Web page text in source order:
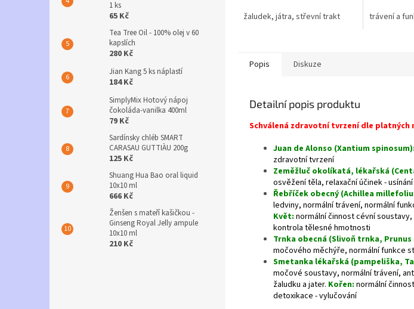
1 ks
65 Kč
Tea Tree Oil - 100% olej v 60
kapslích
280 Kč
Jian Kang 5 ks náplastí
184 Kč
SimplyMix Hotový nápoj
čokoláda-vanilka 400ml
79 Kč
Sardínsky chléb SMART
CARASAU GUTTIÀU 200g
125 Kč
Shuang Hua Bao oral liquid
10x10 ml
666 Kč
Ženšen s mateří kašičkou -
Ginseng Royal Jelly ampule
10x10 ml
210 Kč
žaludek, játra, střevní trakt trávení a
Popis Diskuze
Detailní popis produktu
Schválená zdravotní tvrzení dle platných
Juan de Alonso (Xantium spinosum):
zdravotní tvrzení
Zeměžluč okolíkatá, lékařská
osvěžení těla, relaxační účinek - usínání
Řebříček obecný (Achillea
ledviny, normální trávení, normální
Květ: normální činnost cévní
kontrola tělesné hmotnosti
Trnka obecná (Slivoň trnka, Prunus
močového měchýře, normální funkce
Smetanka lékařská (pampeliška,
močové soustavy, normální trávení,
žaludku a jater. Kořen: normální
detoxikace - vylučování